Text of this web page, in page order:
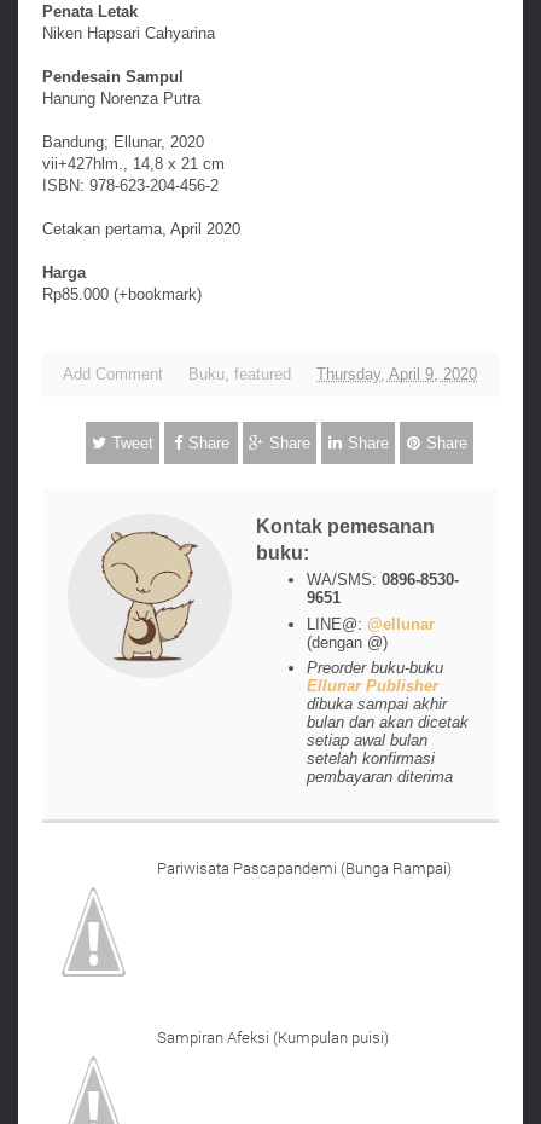
Penata Letak
Niken Hapsari Cahyarina
Pendesain Sampul
Hanung Norenza Putra
Bandung; Ellunar, 2020
vii+427hlm., 14,8 x 21 cm
ISBN: 978-623-204-456-2
Cetakan pertama, April 2020
Harga
Rp85.000 (+bookmark)
Add Comment Buku featured Thursday, April 9, 2020
Tweet Share Share Share Share
Kontak pemesanan
buku:
WA/SMS:0896-8530-
9651
LINE@:@ellunar
(dengan @)
Preorder buku-buku
Ellunar Publisher
dibuka sampai akhir
bulan dan akan dicetak
setiap awal bulan
setelah konfirmasi
pembayaran diterima
Pariwisata Pascapandemi (Bunga Rampai)
Sampiran Afeksi (Kumpulan puisi)